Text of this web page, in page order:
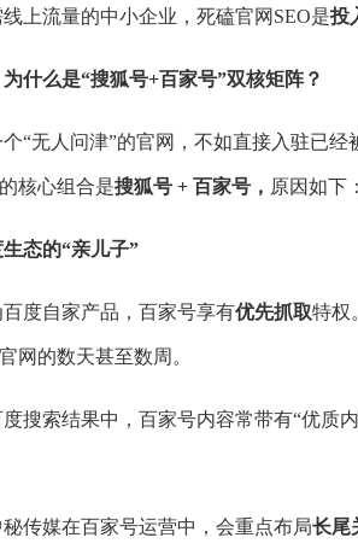
上流量的中小企业，死磕官网SEO是投
什么是“搜狐号+百家号”双核矩阵？
“无人问津”的官网，不如直接入驻已经
核心组合是搜狐号 + 百家号， 原因如下：
态的“亲儿子”
度自家产品，百家号享有优先抓取特权
网的数天甚至数周。
搜索结果中，百家号内容常带有“优质
秘传媒在百家号运营中，会重点布局长尾
识别二维码阅读更多